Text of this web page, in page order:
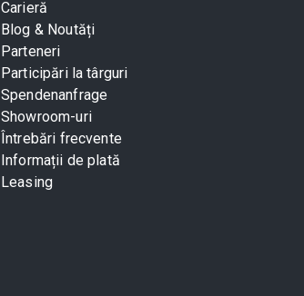
Carieră
Blog & Noutăți
Parteneri
Participări la târguri
Spendenanfrage
Showroom-uri
Întrebări frecvente
Informații de plată
Leasing